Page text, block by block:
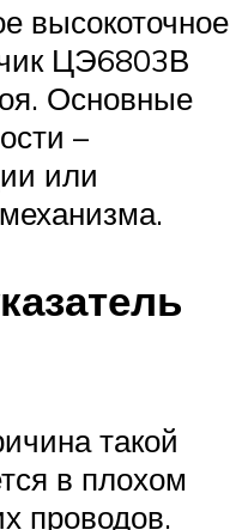
высокоточное
ЦЭ6803В
Основные
–
или
такой
в плохом
проводов.